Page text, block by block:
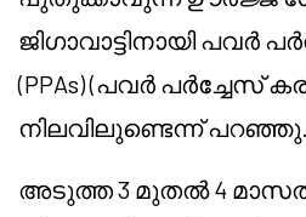
ജിഗാവാട്ടിനായി പവർ
(PPAs) (പവർ പർച്ചേസ്
നിലവിലുണ്ടെന്ന് പറഞ്ഞു.
അടുത്ത 3 മുതൽ 4